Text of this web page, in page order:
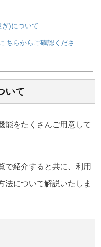
)について
ちらからご確認くださ
いて
能をたくさんご用意して
で紹介すると共に、利用
法について解説いたしま